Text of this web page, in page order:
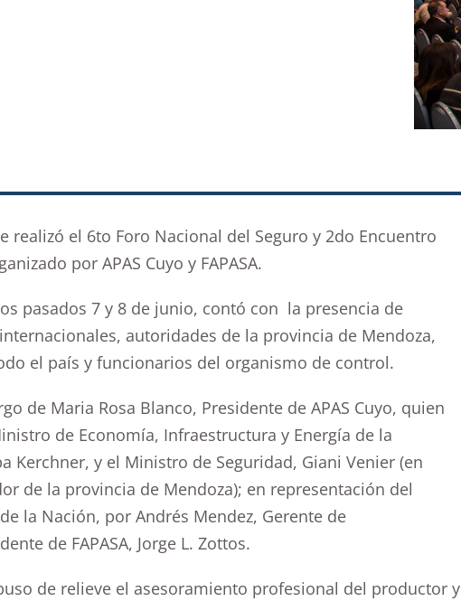
realizó el 6to Foro Nacional del Seguro y 2do Encuentro
por APAS Cuyo y FAPASA.
pasados 7 y 8 de junio, contó con la presencia de
autoridades de la provincia de Mendoza,
el país y funcionarios del organismo de control.
de Maria Rosa Blanco, Presidente de APAS Cuyo, quien
de Economía, Infraestructura y Energía de la
Kerchner, y el Ministro de Seguridad, Giani Venier (en
de la provincia de Mendoza); en representación del
la Nación, por Andrés Mendez, Gerente de
de FAPASA, Jorge L. Zottos.
de relieve el asesoramiento profesional del productor y